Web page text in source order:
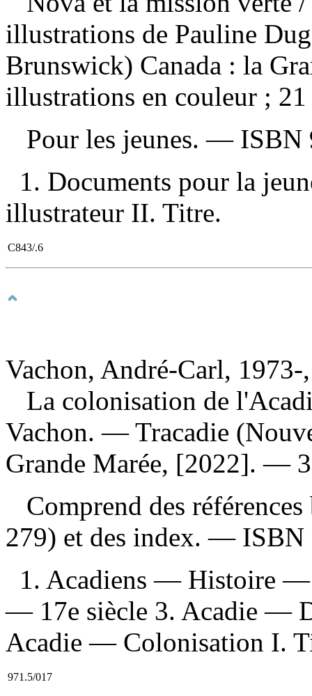
illustrations de Pauline
Brunswick) Canada : la
illustrations en couleur ;
Pour les jeunes. — ISBN
1. Documents pour la
illustrateur II. Titre.
C843/.6
Vachon, André-Carl, 1973-
La colonisation de
Vachon. — Tracadie
Grande Marée, [2022]. —
Comprend des
279) et des index. — ISBN
1. Acadiens — Histoire
— 17e siècle 3. Acadie —
Acadie — Colonisation I.
971.5/017